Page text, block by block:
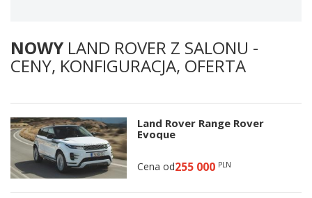
NOWY LAND ROVER Z SALONU -
CENY, KONFIGURACJA, OFERTA
Land Rover Range Rover
Evoque
Cena od255 000 PLN